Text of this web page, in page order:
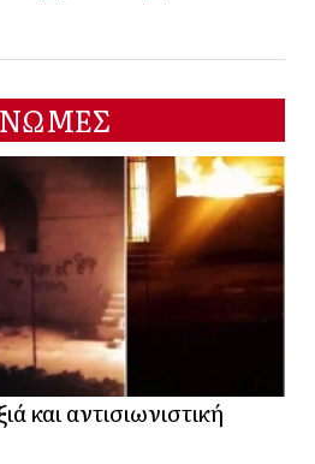
και αντισιωνιστική